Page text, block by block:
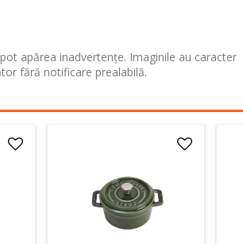
apărea inadvertențe. Imaginile au caracter
fără notificare prealabilă.